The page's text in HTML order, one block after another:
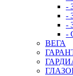
-
-
-
-
ВЕГА